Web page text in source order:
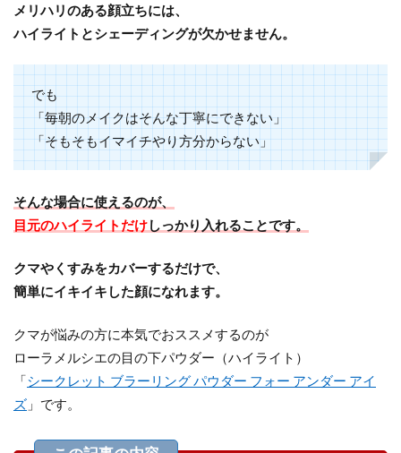
メリハリのある顔立ちには、
ハイライトとシェーディングが欠かせません。
でも
「毎朝のメイクはそんな丁寧にできない」
「そもそもイマイチやり方分からない」
そんな場合に使えるのが、
目元のハイライトだけしっかり入れることです。
クマやくすみをカバーするだけで、
簡単にイキイキした顔になれます。
クマが悩みの方に本気でおススメするのが
ローラメルシエの目の下パウダー（ハイライト）
「シークレット ブラーリング パウダー フォー アンダー アイ
ズ 」です。